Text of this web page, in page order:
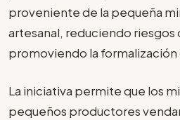
proveniente de la pequeña
artesanal, reduciendo
promoviendo la formalización
La iniciativa permite que los
pequeños productores